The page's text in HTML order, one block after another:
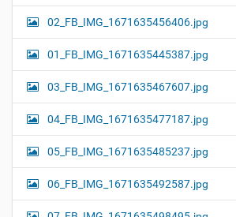
02_FB_IMG_1671635456406.jpg
01_FB_IMG_1671635445387.jpg
03_FB_IMG_1671635467607.jpg
04_FB_IMG_1671635477187.jpg
05_FB_IMG_1671635485237.jpg
06_FB_IMG_1671635492587.jpg